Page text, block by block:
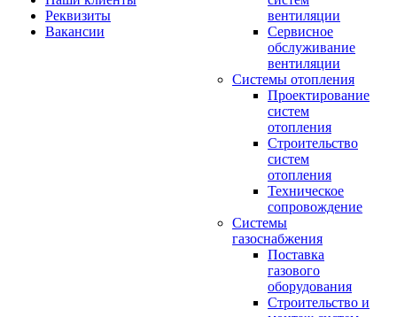
Реквизиты
Вакансии
вентиляции
Сервисное
обслуживание
вентиляции
Системы отопления
Проектирование
систем
отопления
Строительство
систем
отопления
Техническое
сопровождение
Системы
газоснабжения
Поставка
газового
оборудования
Строительство и